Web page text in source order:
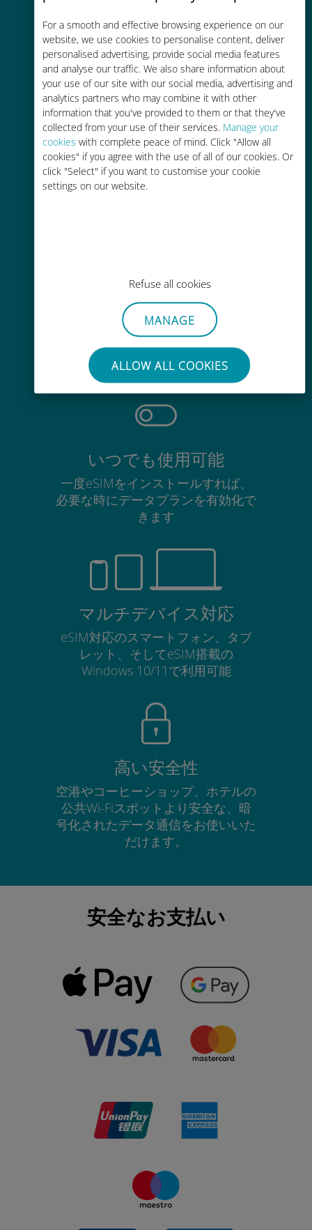
For a smooth and effective browsing experience on our
website, we use cookies to personalise content, deliver
personalised advertising, provide social media features
and analyse our traffic. We also share information about
your use of our site with our social media, advertising and
analytics partners who may combine it with other
information that you've provided to them or that they've
collected from your use of their services. Manage your
cookies with complete peace of mind. Click "Allow all
cookies" if you agree with the use of all of our cookies. Or
click "Select" if you want to customise your cookie
settings on our website.
Refuse all cookies
MANAGE
ALLOW ALL COOKIES
お客様が普段お使いのキャリアでロ
ーミングサービスを使った場合に比
べて最大で90％の節約が可能です。
かんたん追加購入
Wi-Fiやデータ残量がなくても、
手間いらず
使用中のSIMカードを抜き差しする
必要はありません
いつでも使用可能
一度eSIMをインストールすれば、
必要な時にデータプランを有効化で
きます
マルチデバイス対応
eSIM対応のスマートフォン、タブ
レット、そしてeSIM搭載の
Windows 10/11で利用可能
高い安全性
空港やコーヒーショップ、ホテルの
公共Wi-Fiスポットより安全な、暗
号化されたデータ通信をお使いいた
だけます。
安全なお支払い